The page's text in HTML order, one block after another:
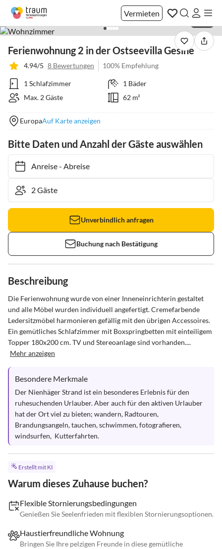
Vermieten
Ferienwohnung 2 in der Ostseevilla Gesine
4.94/5 8 Bewertungen 100% Empfehlung
1 Schlafzimmer
1 Bäder
Max. 2 Gäste
62 m²
EuropaAuf Karte anzeigen
Bitte Daten und Anzahl der Gäste auswählen
Anreise- Abreise
Unverbindlich anfragen
Buchung nach Bestätigung
Beschreibung
Die Ferienwohnung wurde von einer Inneneinrichterin gestaltet
und alle Möbel wurden individuell angefertigt. Cremefarbende
Ledersitzmöbel harmonieren gefällig mit den übrigen Accessoires.
Ein gemütliches Schlafzimmer mit Boxspringbetten mit einteiligem
Topper 180x200 cm. TV und Stereoanlage sind vorhanden....
Mehr anzeigen
Besondere Merkmale
Der Nienhäger Strand ist ein besonderes Erlebnis für den
ruhesuchenden Urlauber. Aber auch für den aktiven Urlauber
hat der Ort viel zu bieten; wandern, Radtouren,
Brandungsangeln, tauchen, schwimmen, fotografieren,
windsurfen,  Kutterfahrten.
Erstellt mit KI
Warum dieses Zuhause buchen?
Flexible Stornierungsbedingungen
Genießen Sie Seelenfrieden mit flexiblen Stornierungsoptionen.
Haustierfreundliche Wohnung
Bringen Sie Ihre pelzigen Freunde in diese gemütliche